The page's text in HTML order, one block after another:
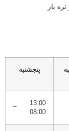
بار
پنجشنبه
13:00 _
08:00